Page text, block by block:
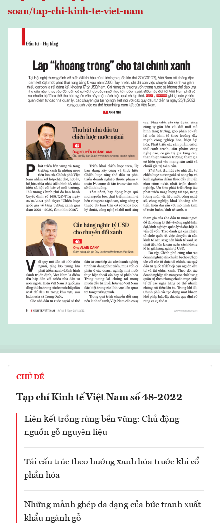
soan/tap-chi-kinh-te-viet-nam
CHỦ ĐỀ
Tạp chí Kinh tế Việt Nam số 48-2022
Liên kết trồng rừng bền vững: Chủ động
nguồn gỗ nguyên liệu
Tái cấu trúc theo hướng xanh hóa trước khi cổ
phần hóa
Những mảnh ghép đa dạng của bức tranh xuất
khẩu ngành gỗ